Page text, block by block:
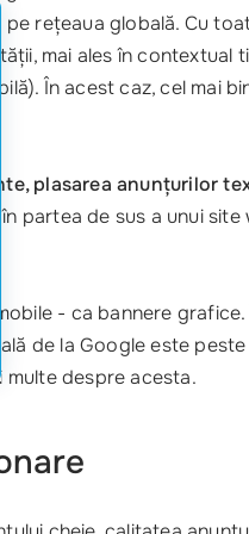
rețeaua globală. Cu
mai ales în contextual
În acest caz, cel mai
plasarea anunțurilor
partea de sus a unui
- ca bannere grafice.
de la Google este
despre acesta.